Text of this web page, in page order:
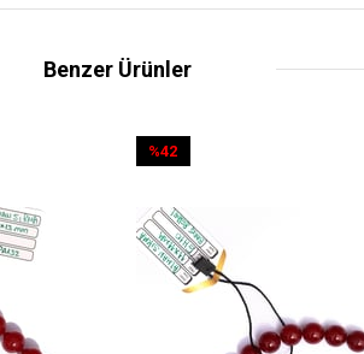
Benzer Ürünler
%42
%42İndirim